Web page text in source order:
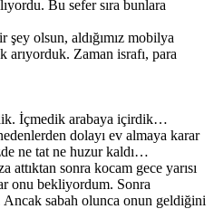
Bu sefer sıra bunlara
şey olsun, aldığımız mobilya
arıyorduk. Zaman israfı, para
İçmedik arabaya içirdik…
dolayı ev almaya karar
ne tat ne huzur kaldı…
attıktan sonra kocam gece yarısı
onu bekliyordum. Sonra
Ancak sabah olunca onun geldiğini